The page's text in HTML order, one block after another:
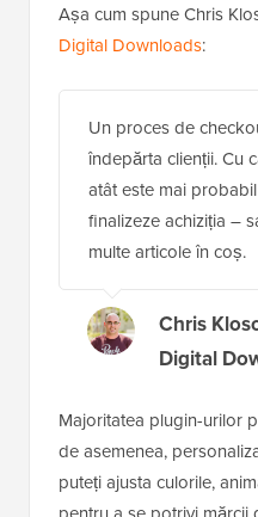
Așa cum spune Chris
Digital Downloads:
Un proces de
îndepărta clienții. Cu
atât este mai
finalizeze achiziția –
multe articole în coș.
Chris
Digital
Majoritatea plugin-urilor
de asemenea,
puteți ajusta culorile,